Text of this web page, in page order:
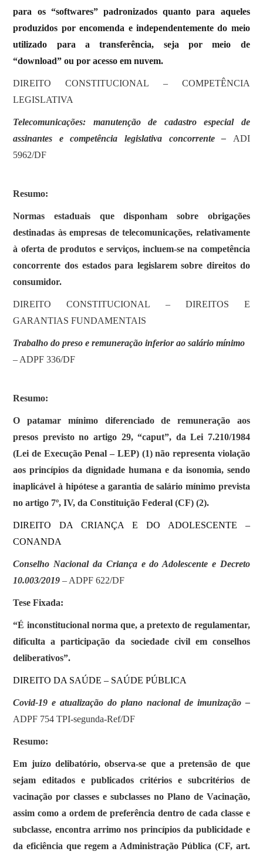
para os “softwares” padronizados quanto para aqueles
produzidos por encomenda e independentemente do meio
utilizado para a transferência, seja por meio de
“download” ou por acesso em nuvem.
DIREITO CONSTITUCIONAL – COMPETÊNCIA
LEGISLATIVA
Telecomunicações: manutenção de cadastro especial de
assinantes e competência legislativa concorrente – ADI
5962/DF
Resumo:
Normas estaduais que disponham sobre obrigações
destinadas às empresas de telecomunicações, relativamente
à oferta de produtos e serviços, incluem-se na competência
concorrente dos estados para legislarem sobre direitos do
consumidor.
DIREITO CONSTITUCIONAL – DIREITOS E
GARANTIAS FUNDAMENTAIS
Trabalho do preso e remuneração inferior ao salário mínimo
– ADPF 336/DF
Resumo:
O patamar mínimo diferenciado de remuneração aos
presos previsto no artigo 29, “caput”, da Lei 7.210/1984
(Lei de Execução Penal – LEP) (1) não representa violação
aos princípios da dignidade humana e da isonomia, sendo
inaplicável à hipótese a garantia de salário mínimo prevista
no artigo 7º, IV, da Constituição Federal (CF) (2).
DIREITO DA CRIANÇA E DO ADOLESCENTE –
CONANDA
Conselho Nacional da Criança e do Adolescente e Decreto
10.003/2019– ADPF 622/DF
Tese Fixada:
“É inconstitucional norma que, a pretexto de regulamentar,
dificulta a participação da sociedade civil em conselhos
deliberativos”.
DIREITO DA SAÚDE – SAÚDE PÚBLICA
Covid-19 e atualização do plano nacional de imunização –
ADPF 754 TPI-segunda-Ref/DF
Resumo:
Em juízo delibatório, observa-se que a pretensão de que
sejam editados e publicados critérios e subcritérios de
vacinação por classes e subclasses no Plano de Vacinação,
assim como a ordem de preferência dentro de cada classe e
subclasse, encontra arrimo nos princípios da publicidade e
da eficiência que regem a Administração Pública (CF, art.